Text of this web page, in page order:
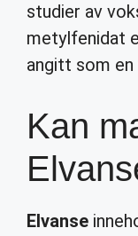
studier av
metylfenidat
angitt som en
Kan
Elvanse